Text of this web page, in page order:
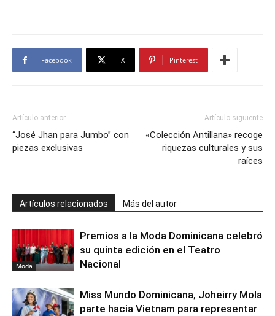
Facebook X Pinterest
Artículo anterior
“José Jhan para Jumbo” con
piezas exclusivas
Artículo siguiente
«Colección Antillana» recoge
riquezas culturales y sus
raíces
Artículos relacionados Más del autor
Moda
Premios a la Moda Dominicana celebró
su quinta edición en el Teatro
Nacional
Miss Mundo Dominicana, Joheirry Mola
parte hacia Vietnam para representar